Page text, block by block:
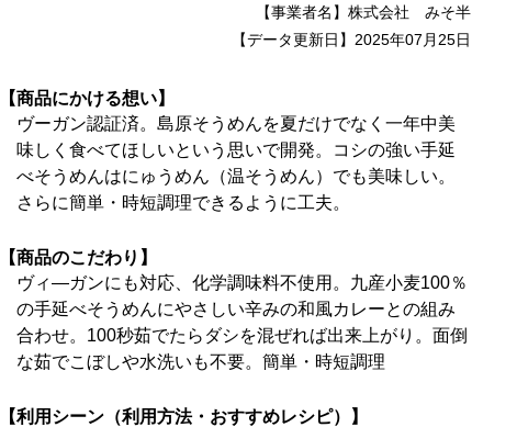
【事業者名】株式会社 みそ半
【データ更新日】2025年07月25日
【商品にかける想い】
ヴーガン認証済。島原そうめんを夏だけでなく一年中美
味しく食べてほしいという思いで開発。コシの強い手延
べそうめんはにゅうめん（温そうめん）でも美味しい。
さらに簡単・時短調理できるように工夫。
【商品のこだわり】
ヴィ―ガンにも対応、化学調味料不使用。九産小麦100％
の手延べそうめんにやさしい辛みの和風カレーとの組み
合わせ。100秒茹でたらダシを混ぜれば出来上がり。面倒
な茹でこぼしや水洗いも不要。簡単・時短調理
【利用シーン（利用方法・おすすめレシピ）】